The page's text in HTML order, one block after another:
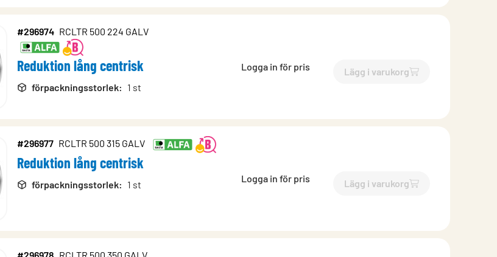
#296974 RCLTR 500 224 GALV
Reduktion lång centrisk
förpackningsstorlek: 1 st
Logga in för pris Lägg i varukorg
`$Lägg till
#296977 RCLTR 500 315 GALV
Reduktion lång centrisk
förpackningsstorlek: 1 st
Logga in för pris Lägg i varukorg
`$Lägg till